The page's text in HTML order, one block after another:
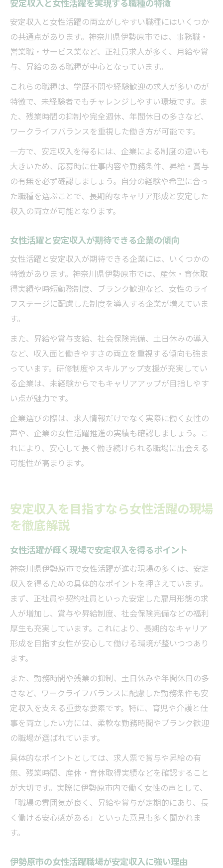
安定収入と女性活躍の両立がしやすい職種にはいくつか
の共通点があります。神奈川県伊勢原市では、事務職・
営業職・サービス業など、正社員求人が多く、月給や賞
与、昇給のある職種が中心となっています。
これらの職種は、学歴不問や経験歓迎の求人が多いのが
特徴で、未経験者でもチャレンジしやすい環境です。ま
た、残業時間の抑制や完全週休、年間休日の多さなど、
ワークライフバランスを重視した働き方が可能です。
一方で、安定収入を得るには、企業による制度の違いも
大きいため、応募時に仕事内容や勤務条件、昇給・賞与
の有無を必ず確認しましょう。自分の経験や希望に合っ
た職種を選ぶことで、長期的なキャリア形成と安定した
収入の両立が可能となります。
女性活躍と安定収入が期待できる企業の傾向
女性活躍と安定収入が期待できる企業には、いくつかの
特徴があります。神奈川県伊勢原市では、産休・育休取
得実績や時短勤務制度、ブランク歓迎など、女性のライ
フステージに配慮した制度を導入する企業が増えていま
す。
また、昇給や賞与支給、社会保険完備、土日休みの導入
など、収入面と働きやすさの両立を重視する傾向も強ま
っています。研修制度やスキルアップ支援が充実してい
る企業は、未経験からでもキャリアアップが目指しやす
い点が魅力です。
企業選びの際は、求人情報だけでなく実際に働く女性の
声や、企業の女性活躍推進の実績も確認しましょう。こ
れにより、安心して長く働き続けられる職場に出会える
可能性が高まります。
安定収入を目指すなら女性活躍の現場
を徹底解説
女性活躍が輝く現場で安定収入を得るポイント
神奈川県伊勢原市で女性活躍が進む現場の多くは、安定
収入を得るための具体的なポイントを押さえています。
まず、正社員や契約社員といった安定した雇用形態の求
人が増加し、賞与や昇給制度、社会保険完備などの福利
厚生も充実しています。これにより、長期的なキャリア
形成を目指す女性が安心して働ける環境が整いつつあり
ます。
また、勤務時間や残業の抑制、土日休みや年間休日の多
さなど、ワークライフバランスに配慮した勤務条件も安
定収入を支える重要な要素です。特に、育児や介護と仕
事を両立したい方には、柔軟な勤務時間やブランク歓迎
の職場が選ばれています。
具体的なポイントとしては、求人票で賞与や昇給の有
無、残業時間、産休・育休取得実績などを確認すること
が大切です。実際に伊勢原市内で働く女性の声として、
「職場の雰囲気が良く、昇給や賞与が定期的にあり、長
く働ける安心感がある」といった意見も多く聞かれま
す。
伊勢原市の女性活躍職場が安定収入に強い理由